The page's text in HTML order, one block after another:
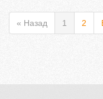
« Назад 1 2